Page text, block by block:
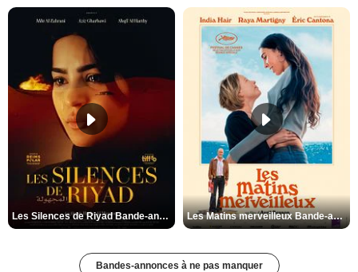
Les Silences de Riyad Bande-annonce VO STFR Les Matins merveilleux Bande-annonce VF
Bandes-annonces à ne pas manquer